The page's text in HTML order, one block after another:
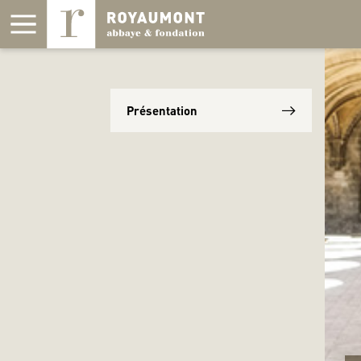
Présentation
Panneau de gestion des cookies